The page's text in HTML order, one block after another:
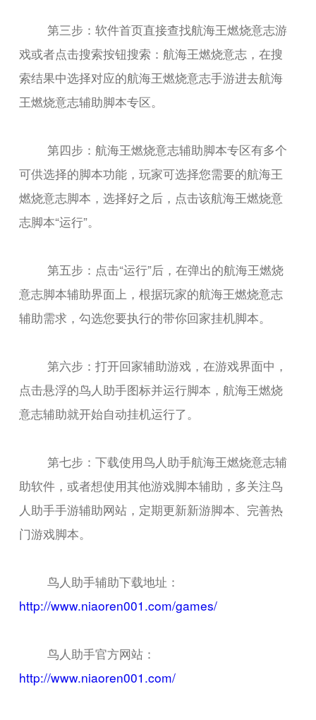
第三步：软件首页直接查找航海王燃烧意志游
戏或者点击搜索按钮搜索：航海王燃烧意志，在搜
索结果中选择对应的航海王燃烧意志手游进去航海
王燃烧意志辅助脚本专区。
第四步：航海王燃烧意志辅助脚本专区有多个
可供选择的脚本功能，玩家可选择您需要的航海王
燃烧意志脚本，选择好之后，点击该航海王燃烧意
志脚本“运行”。
第五步：点击“运行”后，在弹出的航海王燃烧
意志脚本辅助界面上，根据玩家的航海王燃烧意志
辅助需求，勾选您要执行的带你回家挂机脚本。
第六步：打开回家辅助游戏，在游戏界面中，
点击悬浮的鸟人助手图标并运行脚本，航海王燃烧
意志辅助就开始自动挂机运行了。
第七步：下载使用鸟人助手航海王燃烧意志辅
助软件，或者想使用其他游戏脚本辅助，多关注鸟
人助手手游辅助网站，定期更新新游脚本、完善热
门游戏脚本。
鸟人助手辅助下载地址：
http://www.niaoren001.com/games/
鸟人助手官方网站：
http://www.niaoren001.com/